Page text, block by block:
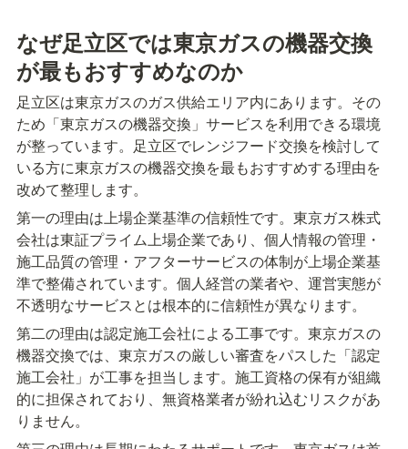
なぜ足立区では東京ガスの機器交換
が最もおすすめなのか
足立区は東京ガスのガス供給エリア内にあります。その
ため「東京ガスの機器交換」サービスを利用できる環境
が整っています。足立区でレンジフード交換を検討して
いる方に東京ガスの機器交換を最もおすすめする理由を
改めて整理します。
第一の理由は上場企業基準の信頼性です。東京ガス株式
会社は東証プライム上場企業であり、個人情報の管理・
施工品質の管理・アフターサービスの体制が上場企業基
準で整備されています。個人経営の業者や、運営実態が
不透明なサービスとは根本的に信頼性が異なります。
第二の理由は認定施工会社による工事です。東京ガスの
機器交換では、東京ガスの厳しい審査をパスした「認定
施工会社」が工事を担当します。施工資格の保有が組織
的に担保されており、無資格業者が紛れ込むリスクがあ
りません。